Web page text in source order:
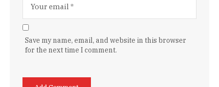
Save my name, email, and website in this browser
for the next time I comment.